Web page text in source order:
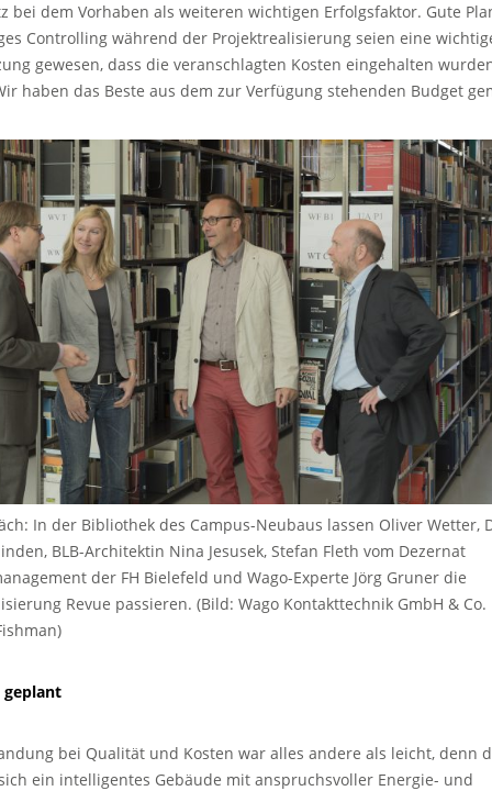
bei dem Vorhaben als weiteren wichtigen Erfolgsfaktor. Gute
Controlling während der Projektrealisierung seien eine
gewesen, dass die veranschlagten Kosten eingehalten
haben das Beste aus dem zur Verfügung stehenden Budget
In der Bibliothek des Campus-Neubaus lassen Oliver Wetter,
BLB-Architektin Nina Jesusek, Stefan Fleth vom Dezernat
der FH Bielefeld und Wago-Experte Jörg Gruner die
Revue passieren. (Bild: Wago Kontakttechnik GmbH & Co.
bei Qualität und Kosten war alles andere als leicht, denn
ein intelligentes Gebäude mit anspruchsvoller Energie- und